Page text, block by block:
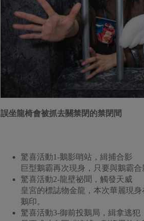
誤坐龍椅會被抓去關禁閉的禁閉間
驚喜活動1-鵝影哨站，緝捕合影
巨型鵝霸再次現身，只要與鵝霸
驚喜活動2-龍壁祕聞，觸發天威
皇宮的標誌物金龍，本次華麗現
鵝印。
驚喜活動3-御前投鵝局，緝拿逃犯